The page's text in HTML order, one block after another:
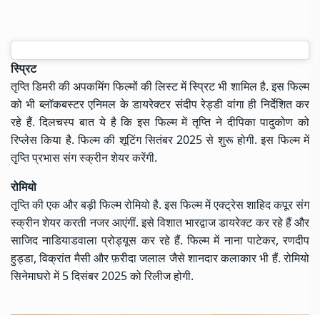
स्प्रिट
तृप्ति डिमरी की अपकमिंग फिल्मों की लिस्ट में स्प्रिट भी शामिल है. इस फिल्म
को भी ब्लॉकबस्टर एनिमल के डायरेक्टर संदीप रेड्डी वांगा ही निर्देशित कर
रहे हैं. दिलचस्प बात ये है कि इस फिल्म में तृप्ति ने दीपिका पादुकोण को
रिप्लेस किया है. फिल्म की शूटिंग सितंबर 2025 से शुरू होगी. इस फिल्म में
तृप्ति प्रभास संग स्क्रीन शेयर करेंगी.
रोमियो
तृप्ति की एक और बड़ी फिल्म रोमियो है. इस फिल्म में एक्ट्रेस शाहिद कपूर संग
स्क्रीन शेयर करती नजर आएंगीं. इसे विशात भारद्वाज डायरेक्ट कर रहे हैं और
साजिद नाडियाडवाला प्रोड्यूस कर रहे हैं. फिल्म में नाना पाटेकर, रणदीप
हुड्डा, विक्रांत मैसी और फ़रीदा जलाल जैसे शानदार कलाकार भी हैं. रोमियो
सिनेमाघरो में 5 दिसंबर 2025 को रिलीज होगी.